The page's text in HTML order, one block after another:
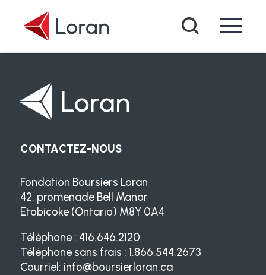
Recherche
CONTACTEZ-NOUS
Fondation Boursiers Loran
42, promenade Bell Manor
Etobicoke (Ontario) M8Y 0A4
Téléphone : 416.646.2120
Téléphone sans frais : 1.866.544.2673
Courriel: info@boursierloran.ca